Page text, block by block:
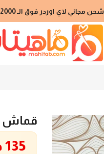
شحن مجاني لاي اوردر فوق الـ 2000 جنيه
قماش
135 جنيه